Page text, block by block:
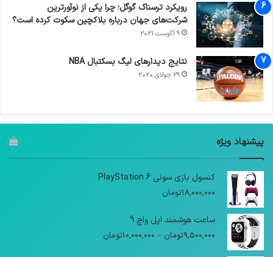
رویکرد ترسناک گوگل؛ چرا یکی از نوآورترین
شرکت‌های جهان درباره بلاکچین سکوت کرده است؟
9 آگوست 2021
نتایج دیدار‌های لیگ بسکتبال NBA
29 جولای 2020
پیشنهاد ویژه
کنسول بازی سونی PlayStation 6
18,000,000تومان
ساعت هوشمند اپل واچ 9
9,500,000تومان –
10,000,000تومان